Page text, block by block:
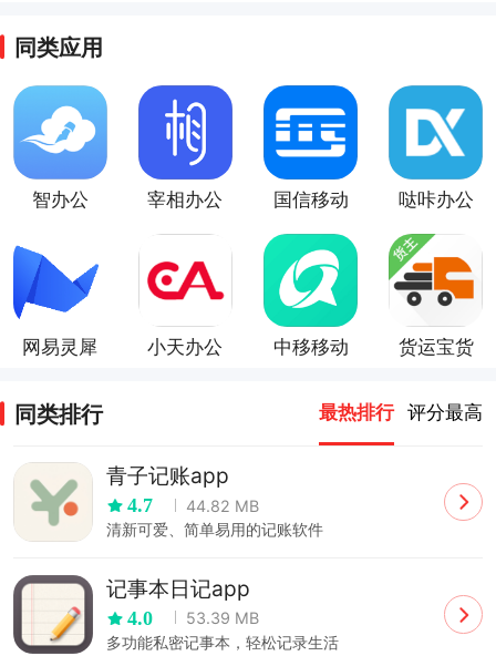
同类应用
智办公
宰相办公
国信移动
哒咔办公
网易灵犀
小天办公
中移移动
货运宝货
同类排行 最热排行 评分最高
青子记账app
4.7
44.82 MB
清新可爱、简单易用的记账软件
记事本日记app
4.0
53.39 MB
多功能私密记事本，轻松记录生活